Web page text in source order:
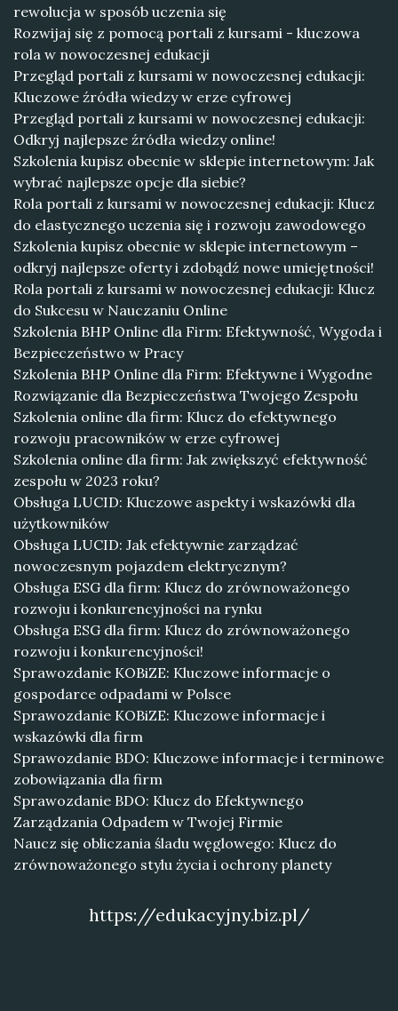
rewolucja w sposób uczenia się
Rozwijaj się z pomocą portali z kursami - kluczowa
rola w nowoczesnej edukacji
Przegląd portali z kursami w nowoczesnej edukacji:
Kluczowe źródła wiedzy w erze cyfrowej
Przegląd portali z kursami w nowoczesnej edukacji:
Odkryj najlepsze źródła wiedzy online!
Szkolenia kupisz obecnie w sklepie internetowym: Jak
wybrać najlepsze opcje dla siebie?
Rola portali z kursami w nowoczesnej edukacji: Klucz
do elastycznego uczenia się i rozwoju zawodowego
Szkolenia kupisz obecnie w sklepie internetowym –
odkryj najlepsze oferty i zdobądź nowe umiejętności!
Rola portali z kursami w nowoczesnej edukacji: Klucz
do Sukcesu w Nauczaniu Online
Szkolenia BHP Online dla Firm: Efektywność, Wygoda i
Bezpieczeństwo w Pracy
Szkolenia BHP Online dla Firm: Efektywne i Wygodne
Rozwiązanie dla Bezpieczeństwa Twojego Zespołu
Szkolenia online dla firm: Klucz do efektywnego
rozwoju pracowników w erze cyfrowej
Szkolenia online dla firm: Jak zwiększyć efektywność
zespołu w 2023 roku?
Obsługa LUCID: Kluczowe aspekty i wskazówki dla
użytkowników
Obsługa LUCID: Jak efektywnie zarządzać
nowoczesnym pojazdem elektrycznym?
Obsługa ESG dla firm: Klucz do zrównoważonego
rozwoju i konkurencyjności na rynku
Obsługa ESG dla firm: Klucz do zrównoważonego
rozwoju i konkurencyjności!
Sprawozdanie KOBiZE: Kluczowe informacje o
gospodarce odpadami w Polsce
Sprawozdanie KOBiZE: Kluczowe informacje i
wskazówki dla firm
Sprawozdanie BDO: Kluczowe informacje i terminowe
zobowiązania dla firm
Sprawozdanie BDO: Klucz do Efektywnego
Zarządzania Odpadem w Twojej Firmie
Naucz się obliczania śladu węglowego: Klucz do
zrównoważonego stylu życia i ochrony planety
https://edukacyjny.biz.pl/